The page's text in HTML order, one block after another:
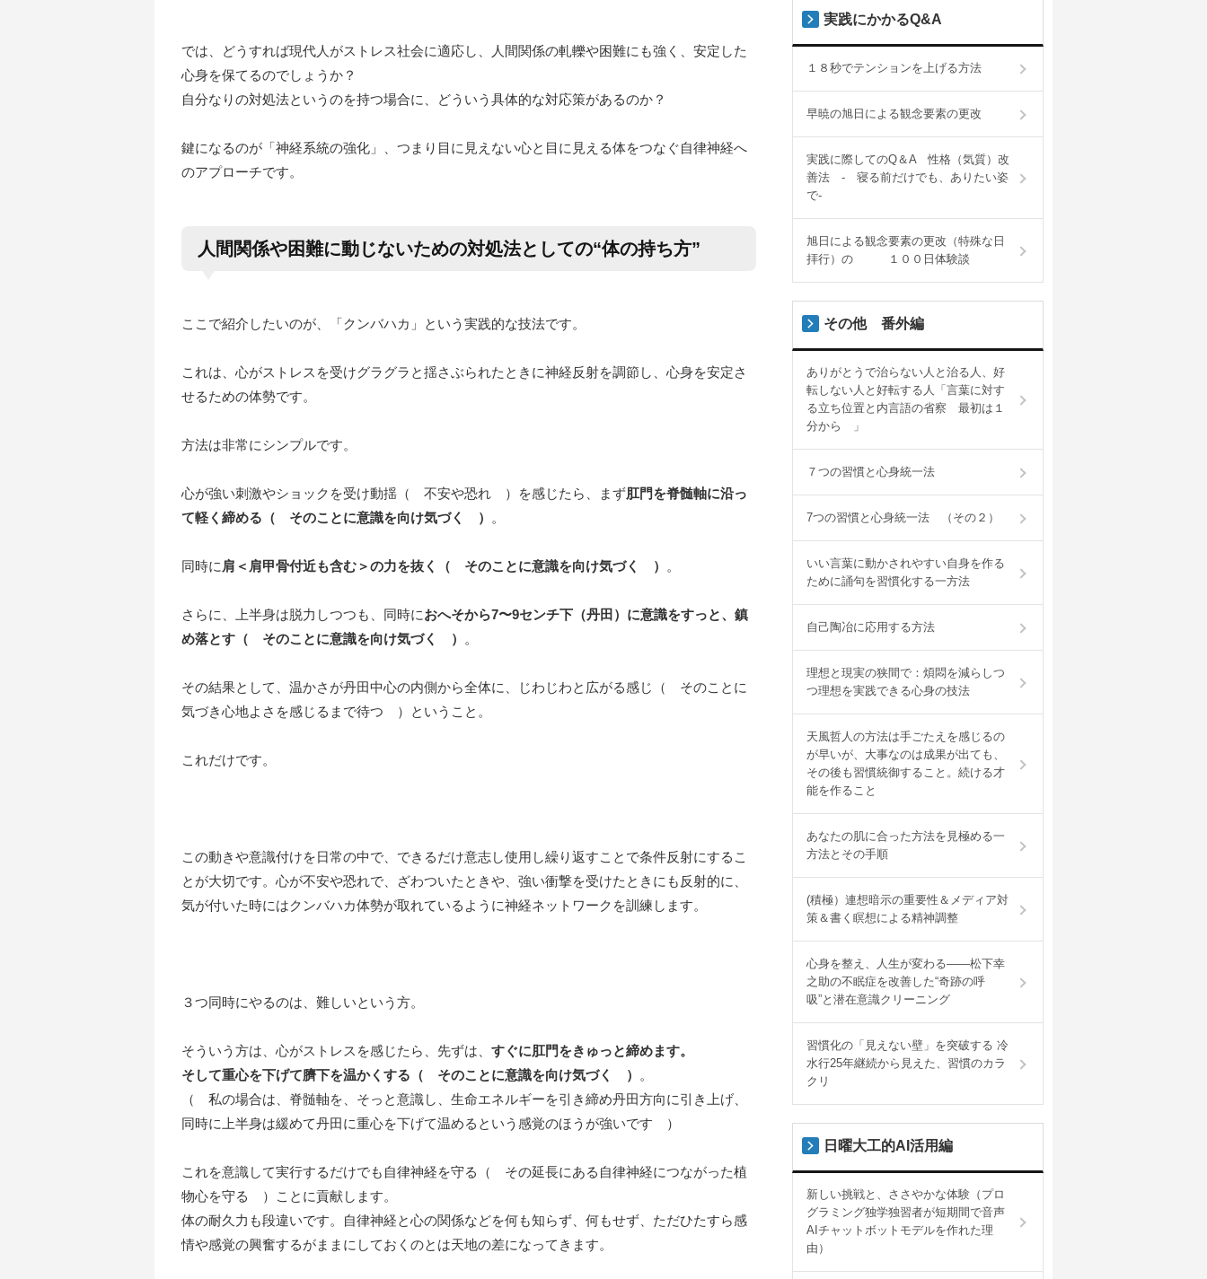
では、どうすれば現代人がストレス社会に適応し、人間関係の軋轢や困難にも強く、安定した
心身を保てるのでしょうか？
自分なりの対処法というのを持つ場合に、どういう具体的な対応策があるのか？
鍵になるのが「神経系統の強化」、つまり目に見えない心と目に見える体をつなぐ自律神経へ
のアプローチです。
人間関係や困難に動じないための対処法としての“体の持ち方”
ここで紹介したいのが、「クンバハカ」という実践的な技法です。
これは、心がストレスを受けグラグラと揺さぶられたときに神経反射を調節し、心身を安定さ
せるための体勢です。
方法は非常にシンプルです。
心が強い刺激やショックを受け動揺（ 不安や恐れ ）を感じたら、まず肛門を脊髄軸に沿っ
て軽く締める（ そのことに意識を向け気づく ）
。
同時に 肩＜肩甲骨付近も含む＞の力を抜く（ そのことに意識を向け気づく ） 。
さらに、上半身は脱力しつつも、同時におへそから7〜9センチ下（丹田）に意識をすっと、鎮
め落とす（ そのことに意識を向け気づく ）
。
その結果として、温かさが丹田中心の内側から全体に、じわじわと広がる感じ（ そのことに
気づき心地よさを感じるまで待つ ）ということ。
これだけです。
この動きや意識付けを日常の中で、できるだけ意志し使用し繰り返すことで条件反射にするこ
とが大切です。心が不安や恐れで、ざわついたときや、強い衝撃を受けたときにも反射的に、
気が付いた時にはクンバハカ体勢が取れているように神経ネットワークを訓練します。
３つ同時にやるのは、難しいという方。
そういう方は、心がストレスを感じたら、先ずは、 すぐに肛門をきゅっと締めます。
そして重心を下げて臍下を温かくする（ そのことに意識を向け気づく ）
。
（ 私の場合は、脊髄軸を、そっと意識し、生命エネルギーを引き締め丹田方向に引き上げ、
同時に上半身は緩めて丹田に重心を下げて温めるという感覚のほうが強いです ）
これを意識して実行するだけでも自律神経を守る（ その延長にある自律神経につながった植
物心を守る ）ことに貢献します。
体の耐久力も段違いです。自律神経と心の関係などを何も知らず、何もせず、ただひたすら感
情や感覚の興奮するがままにしておくのとは天地の差になってきます。
実践にかかるQ&A
１８秒でテンションを上げる方法
早暁の旭日による観念要素の更改
実践に際してのQ＆A 性格（気質）改
善法 - 寝る前だけでも、ありたい姿
で-
旭日による観念要素の更改（特殊な日
拝行）の １００日体験談
その他 番外編
ありがとうで治らない人と治る人、好
転しない人と好転する人「言葉に対す
る立ち位置と内言語の省察 最初は１
分から 」
７つの習慣と心身統一法
7つの習慣と心身統一法 （その２）
いい言葉に動かされやすい自身を作る
ために誦句を習慣化する一方法
自己陶冶に応用する方法
理想と現実の狭間で：煩悶を減らしつ
つ理想を実践できる心身の技法
天風哲人の方法は手ごたえを感じるの
が早いが、大事なのは成果が出ても、
その後も習慣統御すること。続ける才
能を作ること
あなたの肌に合った方法を見極める一
方法とその手順
(積極）連想暗示の重要性＆メディア対
策＆書く瞑想による精神調整
心身を整え、人生が変わる――松下幸
之助の不眠症を改善した“奇跡の呼
吸”と潜在意識クリーニング
習慣化の「見えない壁」を突破する 冷
水行25年継続から見えた、習慣のカラ
クリ
日曜大工的AI活用編
新しい挑戦と、ささやかな体験（プロ
グラミング独学独習者が短期間で音声
AIチャットボットモデルを作れた理
由）